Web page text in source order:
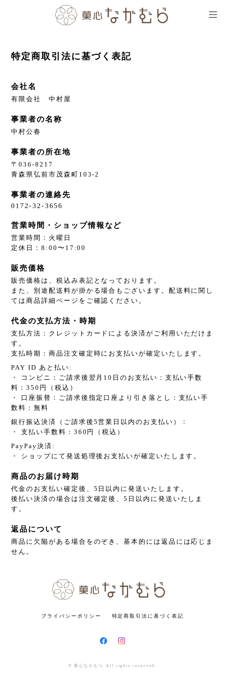
特定商取引法に基づく表記
会社名
有限会社 中村屋
事業者の名称
中村公春
事業者の所在地
〒036-8217
青森県弘前市茂森町103-2
事業者の連絡先
営業時間・ショップ情報など
営業時間：火曜日
定休日：8:00〜17:00
販売価格
販売価格は、税込み表記となっております。
また、別途配送料が掛かる場合もございます。配送料に関し
ては商品詳細ページをご確認ください。
代金の支払方法・時期
支払方法：クレジットカードによる決済がご利用いただけま
す。
支払時期：商品注文確定時にお支払いが確定いたします。
PAY ID あと払い:
・ コンビニ：ご請求後翌月10日のお支払い：支払い手数
料：350円（税込）
・ 口座振替：ご請求後指定口座より引き落とし：支払い手
数料：無料
銀行振込決済（ご請求後5営業日以内のお支払い）：
・ 支払い手数料：360円（税込）
PayPay決済:
・ ショップにて発送処理後お支払いが確定いたします。
商品のお届け時期
代金のお支払い確定後、5日以内に発送いたします。
後払い決済の場合は注文確定後、5日以内に発送いたしま
す。
返品について
商品に欠陥がある場合をのぞき、基本的には返品には応じま
せん。
プライバシーポリシー 特定商取引法に基づく表記
© 菓心なかむら All rights reserved.